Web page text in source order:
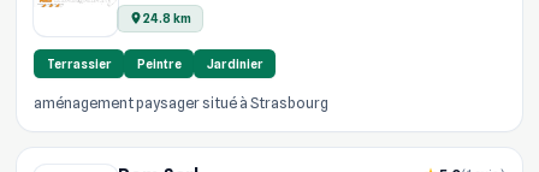
24.8 km
Terrassier Peintre Jardinier
aménagement paysager situé à Strasbourg